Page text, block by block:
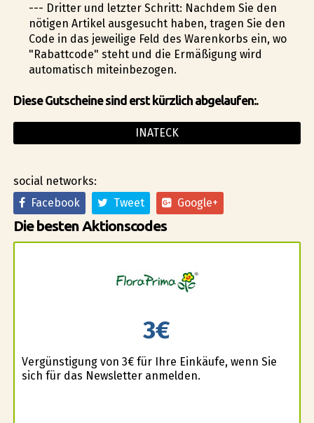
--- Dritter und letzter Schritt: Nachdem Sie den
nötigen Artikel ausgesucht haben, tragen Sie den
Code in das jeweilige Feld des Warenkorbs ein, wo
"Rabattcode" steht und die Ermäßigung wird
automatisch miteinbezogen.
Diese Gutscheine sind erst kürzlich abgelaufen:.
INATECK
social networks:
Facebook
Tweet Google+
Die besten Aktionscodes
3€
Vergünstigung von 3€ für Ihre Einkäufe, wenn Sie
sich für das Newsletter anmelden.